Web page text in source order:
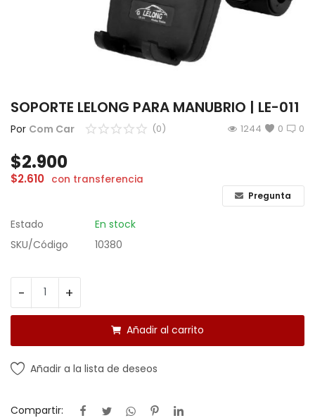
INFANTIL
Lista de deseos
Acceso
Localización
ARS ($)
SOPORTE LELONG PARA MANUBRIO | LE-011
Por Com Car 0
(0) 0
1244
$2.900
$2.610 con transferencia
Pregunta
Estado
En stock
SKU/Código
10380
- +
Añadir al carrito
Añadir a la lista de deseos
Compartir: